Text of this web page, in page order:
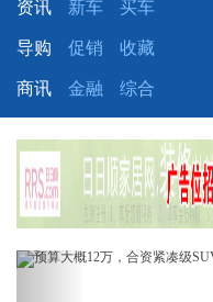
资讯 新车 买车
导购 促销 收藏
商讯 金融 综合
Previous